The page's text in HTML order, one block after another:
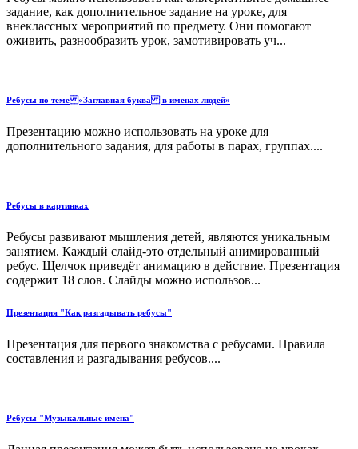
задание, как дополнительное задание на уроке, для
внеклассных мероприятий по предмету. Они помогают
оживить, разнообразить урок, замотивировать уч...
Ребусы по теме «Заглавная буква в именах людей»
Презентацию можно использовать на уроке для
дополнительного задания, для работы в парах, группах....
Ребусы в картинках
Ребусы развивают мышления детей, являются уникальным
занятием. Каждый слайд-это отдельный анимированный
ребус. Щелчок приведёт анимацию в действие. Презентация
содержит 18 слов. Слайды можно использов...
Презентация "Как разгадывать ребусы"
Презентация для первого знакомства с ребусами. Правила
составления и разгадывания ребусов....
Ребусы "Музыкальные имена"